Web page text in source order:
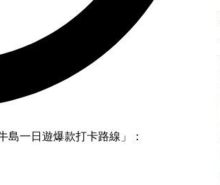
島一日遊爆款打卡路線」：